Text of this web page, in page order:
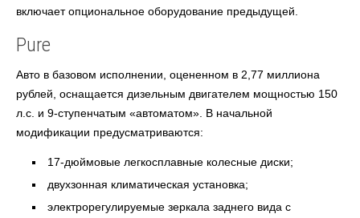
включает опциональное оборудование предыдущей.
Pure
Авто в базовом исполнении, оцененном в 2,77 миллиона
рублей, оснащается дизельным двигателем мощностью 150
л.с. и 9-ступенчатым «автоматом». В начальной
модификации предусматриваются:
17-дюймовые легкосплавные колесные диски;
двухзонная климатическая установка;
электрорегулируемые зеркала заднего вида с